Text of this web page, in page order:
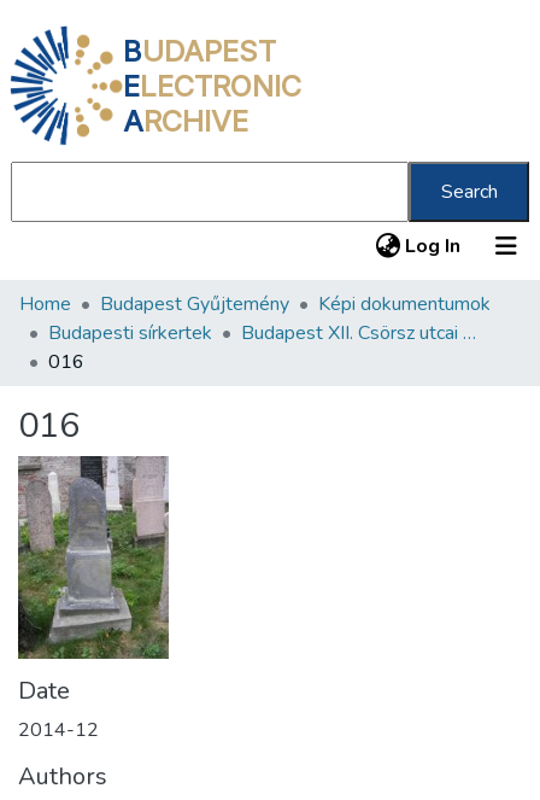
BUDAPEST
ELECTRONIC
ARCHIVE
Search
Log In (current)
Communities & Collections
All of DSpace
About us
Home Budapest Gyűjtemény
Képi dokumentumok
Budapesti sírkertek
Budapest XII. Csörsz utcai Orthodox Zsidó Temető
016
016
Date
2014-12
Authors